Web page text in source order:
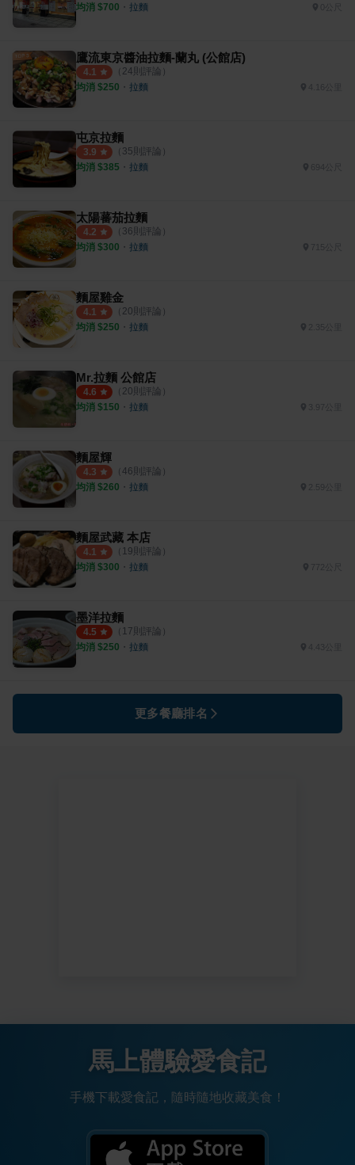
均消 $700 ・ 拉麵
鷹流東京醬油拉麵-蘭丸 (公館店)
4.1 （ 24則評論）
均消 $250 ・ 拉麵 4.16公里
屯京拉麵
3.9 （ 35則評論）
均消 $385 ・ 拉麵 694公尺
太陽蕃茄拉麵
4.2 （ 36則評論）
均消 $300 ・ 拉麵 715公尺
麵屋雞金
4.1 （ 20則評論）
均消 $250 ・ 拉麵 2.35公里
Mr.拉麵 公館店
4.6 （ 20則評論）
均消 $150 ・ 拉麵
麵屋輝
4.3 （ 46則評論）
均消 $260 ・ 拉麵 2.59公里
麵屋武藏 本店
4.1 （ 19則評論）
均消 $300 ・ 拉麵
墨洋拉麵
4.5 （ 17則評論）
均消 $250 ・ 拉麵 4.43公里
更多餐廳排名
馬上體驗愛食記
手機下載愛食記，隨時隨地收藏美食！